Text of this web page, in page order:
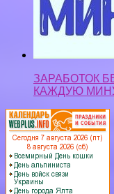
ЗАРАБОТОК
КАЖДУЮ